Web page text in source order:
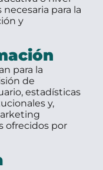
para la
y
para la
de
estadísticas
y,
ofrecidos por